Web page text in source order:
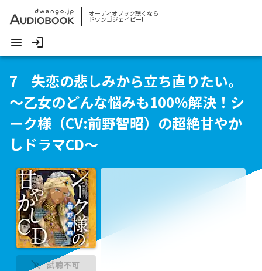
オーディオブック聴くなら
ドワンゴジェイピー!
7 失恋の悲しみから立ち直りたい。
～乙女のどんな悩みも100％解決！シ
ーク様（CV:前野智昭）の超絶甘やか
しドラマCD～
試聴不可